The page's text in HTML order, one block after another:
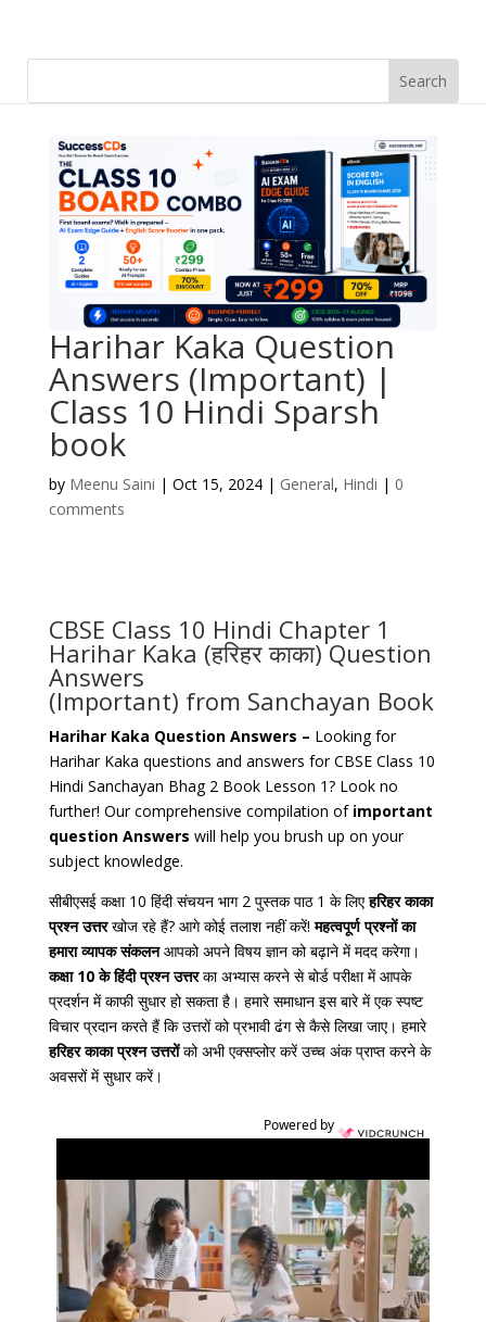
Harihar Kaka Question
Answers (Important) |
Class 10 Hindi Sparsh
book
by Meenu Saini | Oct 15, 2024| General, Hindi | 0
comments
CBSE Class 10 Hindi Chapter 1
Harihar Kaka (हरिहर काका) Question
Answers
(Important) from Sanchayan Book
Harihar Kaka Question Answers – Looking for
Harihar Kaka questions and answers for CBSE Class 10
Hindi Sanchayan Bhag 2 Book Lesson 1? Look no
further! Our comprehensive compilation ofimportant
question Answers will help you brush up on your
subject knowledge.
सीबीएसई कक्षा10 हिंदी संचयन भाग2 पुस्तक पाठ1 के लिए हरिहर काका
प्रश्न उत्तर खोज रहे हैं? आगे कोई तलाश नहीं करें!महत्वपूर्ण प्रश्नों का
हमारा व्यापक संकलन आपको अपने विषय ज्ञान को बढ़ाने में मदद करेगा।
कक्षा10के हिंदी प्रश्न उत्तर का अभ्यास करने से बोर्ड परीक्षा में आपके
प्रदर्शन में काफी सुधार हो सकता है। हमारे समाधान इस बारे में एक स्पष्ट
विचार प्रदान करते हैं कि उत्तरों को प्रभावी ढंग से कैसे लिखा जाए। हमारे
हरिहर काका प्रश्न उत्तरों को अभी एक्सप्लोर करें उच्च अंक प्राप्त करने के
अवसरों में सुधार करें।
Powered by